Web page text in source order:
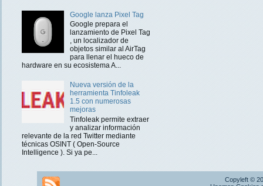
Google lanza Pixel Tag
Google prepara el
lanzamiento de Pixel Tag
, un localizador de
objetos similar al AirTag
para llenar el hueco de
hardware en su ecosistema A...
Nueva versión de la
herramienta Tinfoleak
1.5 con numerosas
mejoras
Tinfoleak permite extraer
y analizar información
relevante de la red Twitter mediante
técnicas OSINT ( Open-Source
Intelligence ). Si ya pe...
Copyleft ©